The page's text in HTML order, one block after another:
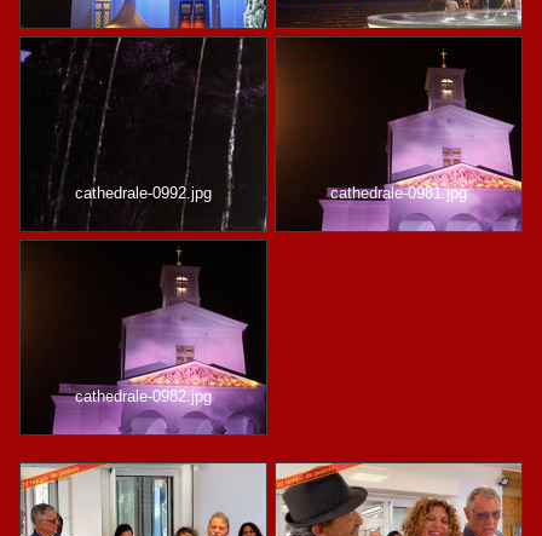
cathedrale-0992.jpg cathedrale-0981.jpg
cathedrale-0982.jpg